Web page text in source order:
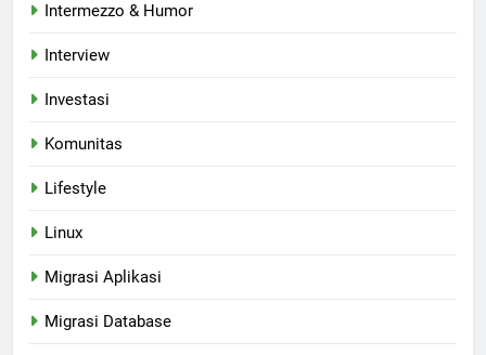
Intermezzo & Humor
Interview
Investasi
Komunitas
Lifestyle
Linux
Migrasi Aplikasi
Migrasi Database